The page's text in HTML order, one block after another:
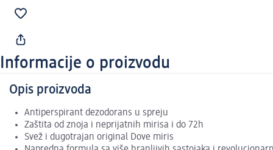
Informacije o proizvodu
Opis proizvoda
Antiperspirant dezodorans u spreju
Zaštita od znoja i neprijatnih mirisa i do 72h
Svež i dugotrajan original Dove miris